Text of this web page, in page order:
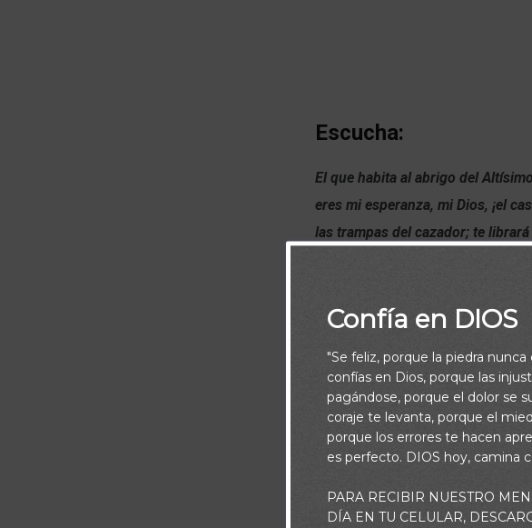
Escucha:
El que habita al abrigo del
eres mi esperanza, mi Dios, ¡el
las trampas del cazador; te
Confía en DIOS
"Se feliz, porque la piedra nunca
confías en Dios, porque las
pagándose, porque el dolor se
coraje te levanta, porque el
porque los errores te hacen
es perfecto. DIOS hoy, camina
PARA RECIBIR NUESTRO
DÍA EN TU CELULAR,